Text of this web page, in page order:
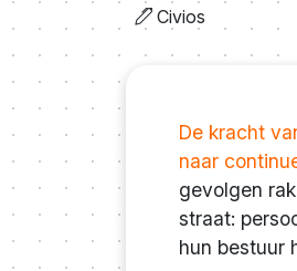
Civios
De kracht
naar
gevolgen
straat:
hun bestuur